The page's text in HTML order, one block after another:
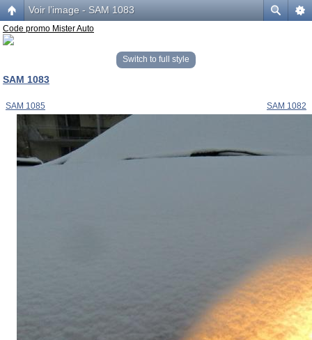
Voir l’image - SAM 1083
Code promo Mister Auto
Switch to full style
SAM 1083
SAM 1085 SAM 1082